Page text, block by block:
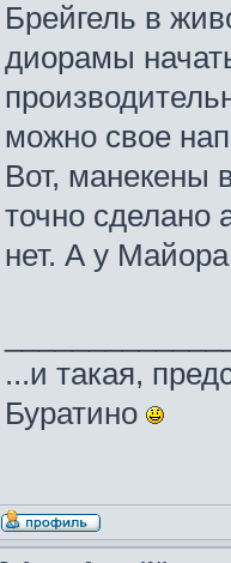
Брейгель в
диорамы
можно свое
Вот, манекены
точно сделано
нет. А у
...и такая,
Буратино